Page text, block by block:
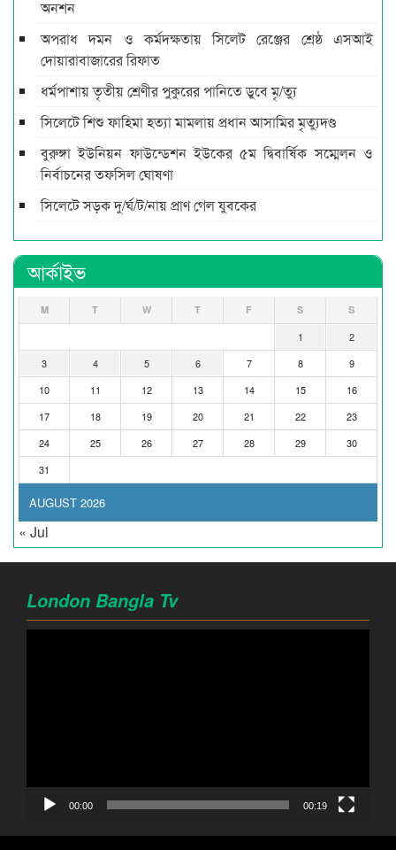
অনশন
অপরাধ দমন ও কর্মদক্ষতায় সিলেট রেঞ্জের শ্রেষ্ঠ এসআই
দোয়ারাবাজারের রিফাত
ধর্মপাশায় তৃতীয় শ্রেণীর পুকুরের পানিতে ডুবে মৃ/ত্যু
সিলেটে শিশু ফাহিমা হত্যা মামলায় প্রধান আসামির মৃত্যুদণ্ড
বুরুঙ্গা ইউনিয়ন ফাউন্ডেশন ইউকের ৫ম দ্বিবার্ষিক সম্মেলন ও
নির্বাচনের তফসিল ঘোষণা
সিলেটে সড়ক দু/র্ঘ/ট/নায় প্রাণ গেল যুবকের
আর্কাইভ
AUGUST 2026
M T W T F S S
1
2
3
4 5 6 7 8
9
10
11 12 13 14 15
16
17
18 19 20 21 22
23
24
25 26 27 28 29
30
31
« Jul
London Bangla Tv
00:00 00:19